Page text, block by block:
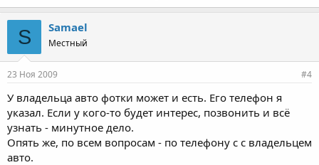
S Samael
Местный
23 Ноя 2009 #4
У владельца авто фотки может и есть. Его телефон я
указал. Если у кого-то будет интерес, позвонить и всё
узнать - минутное дело.
Опять же, по всем вопросам - по телефону с с владельцем
авто.